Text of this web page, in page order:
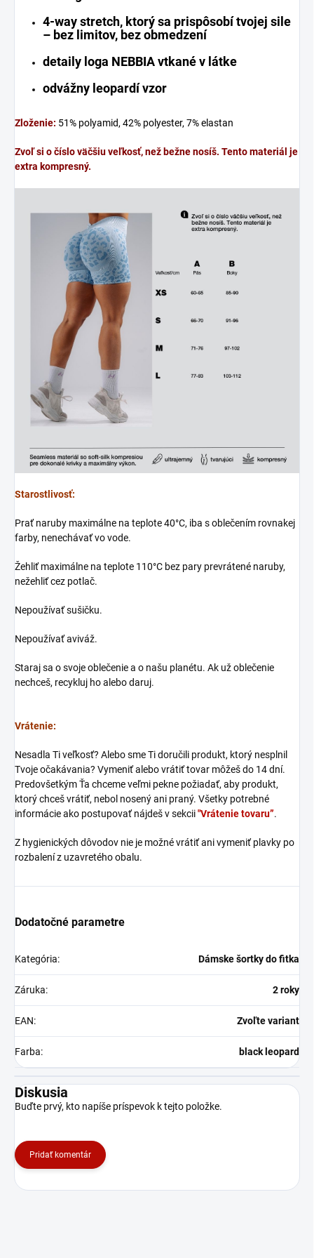
4-way stretch, ktorý sa prispôsobí tvojej sile
– bez limitov, bez obmedzení
detaily loga NEBBIA vtkané v látke
odvážny leopardí vzor
Zloženie: 51% polyamid, 42% polyester, 7% elastan
Zvoľ si o číslo väčšiu veľkosť, než bežne nosíš. Tento materiál je
extra kompresný.
Starostlivosť:
Prať naruby maximálne na teplote 40°C, iba s oblečením rovnakej
farby, nenechávať vo vode.
Žehliť maximálne na teplote 110°C bez pary prevrátené naruby,
nežehliť cez potlač.
Nepoužívať sušičku.
Nepoužívať aviváž.
Staraj sa o svoje oblečenie a o našu planétu. Ak už oblečenie
nechceš, recykluj ho alebo daruj.
Vrátenie:
Nesadla Ti veľkosť? Alebo sme Ti doručili produkt, ktorý nesplnil
Tvoje očakávania? Vymeniť alebo vrátiť tovar môžeš do 14 dní.
Predovšetkým Ťa chceme veľmi pekne požiadať, aby produkt,
ktorý chceš vrátiť, nebol nosený ani praný. Všetky potrebné
informácie ako postupovať nájdeš v sekcii"Vrátenie tovaru”.
Z hygienických dôvodov nie je možné vrátiť ani vymeniť plavky po
rozbalení z uzavretého obalu.
Dodatočné parametre
Kategória: Dámske šortky do fitka
Záruka: 2 roky
EAN: Zvoľte variant
Farba: black leopard
Diskusia
Buďte prvý, kto napíše príspevok k tejto položke.
Pridať komentár